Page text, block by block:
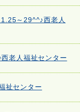
～29^^♪西老人
老人福祉センター
祉センター